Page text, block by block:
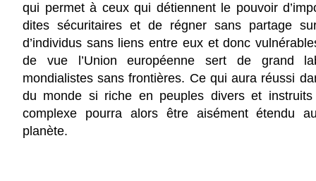
qui permet à ceux qui détiennent le pouvoir
dites sécuritaires et de régner sans partage
d’individus sans liens entre eux et donc
de vue l’Union européenne sert de grand
mondialistes sans frontières. Ce qui aura réussi
du monde si riche en peuples divers et instruits
complexe pourra alors être aisément étendu
planète.